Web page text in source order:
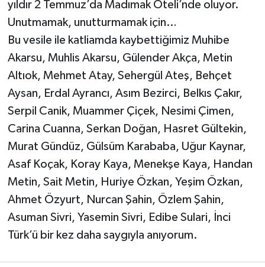
yıldır 2 Temmuz’da Madımak Oteli’nde oluyor.
Unutmamak, unutturmamak için…
Bu vesile ile katliamda kaybettiğimiz Muhibe
Akarsu, Muhlis Akarsu, Gülender Akça, Metin
Altıok, Mehmet Atay, Sehergül Ateş, Behçet
Aysan, Erdal Ayrancı, Asım Bezirci, Belkıs Çakır,
Serpil Canik, Muammer Çiçek, Nesimi Çimen,
Carina Cuanna, Serkan Doğan, Hasret Gültekin,
Murat Gündüz, Gülsüm Karababa, Uğur Kaynar,
Asaf Koçak, Koray Kaya, Menekşe Kaya, Handan
Metin, Sait Metin, Huriye Özkan, Yeşim Özkan,
Ahmet Özyurt, Nurcan Şahin, Özlem Şahin,
Asuman Sivri, Yasemin Sivri, Edibe Sulari, İnci
Türk’ü bir kez daha saygıyla anıyorum.